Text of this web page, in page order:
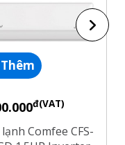
đ(VAT)
Comfee CFS-